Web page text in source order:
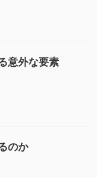
意外な要素
のか